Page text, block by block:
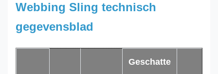
Webbing Sling technisch
gegevensblad
Geschatte